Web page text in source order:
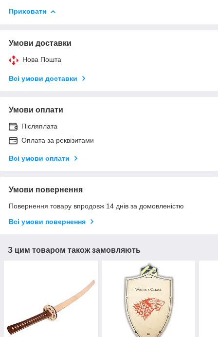
Приховати
Умови доставки
Нова Пошта
Всі умови доставки
Умови оплати
Післяплата
Оплата за реквізитами
Всі умови оплати
Умови повернення
Повернення товару впродовж 14 днів за домовленістю
Всі умови повернення
З цим товаром також замовляють